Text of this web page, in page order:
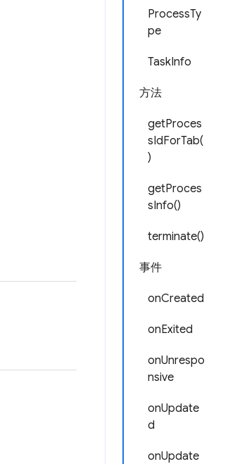
ProcessTy
pe
TaskInfo
方法
getProces
sIdForTab(
)
getProces
sInfo()
terminate()
事件
onCreated
onExited
onUnrespo
nsive
onUpdate
d
onUpdate